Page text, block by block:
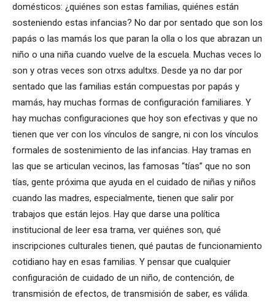
domésticos: ¿quiénes son estas familias, quiénes están
sosteniendo estas infancias? No dar por sentado que son los
papás o las mamás los que paran la olla o los que abrazan un
niño o una niña cuando vuelve de la escuela. Muchas veces lo
son y otras veces son otrxs adultxs. Desde ya no dar por
sentado que las familias están compuestas por papás y
mamás, hay muchas formas de configuración familiares. Y
hay muchas configuraciones que hoy son efectivas y que no
tienen que ver con los vínculos de sangre, ni con los vínculos
formales de sostenimiento de las infancias. Hay tramas en
las que se articulan vecinos, las famosas “tías” que no son
tías, gente próxima que ayuda en el cuidado de niñas y niños
cuando las madres, especialmente, tienen que salir por
trabajos que están lejos. Hay que darse una política
institucional de leer esa trama, ver quiénes son, qué
inscripciones culturales tienen, qué pautas de funcionamiento
cotidiano hay en esas familias. Y pensar que cualquier
configuración de cuidado de un niño, de contención, de
transmisión de efectos, de transmisión de saber, es válida.